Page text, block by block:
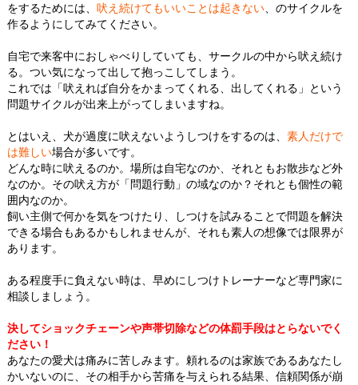
をするためには、 吠え続けてもいいことは起きない、のサイクルを
作るようにしてみてください。
自宅で来客中におしゃべりしていても、サークルの中から吠え続け
る。つい気になって出して抱っこしてしまう。
これでは「吠えれば自分をかまってくれる、出してくれる」という
問題サイクルが出来上がってしまいますね。
とはいえ、犬が過度に吠えないようしつけをするのは、 素人だけで
は難しい場合が多いです。
どんな時に吠えるのか。場所は自宅なのか、それともお散歩など外
なのか。その吠え方が「問題行動」の域なのか？それとも個性の範
囲内なのか。
飼い主側で何かを気をつけたり、しつけを試みることで問題を解決
できる場合もあるかもしれませんが、それも素人の想像では限界が
あります。
ある程度手に負えない時は、早めにしつけトレーナーなど専門家に
相談しましょう。
決してショックチェーンや声帯切除などの体罰手段はとらないでく
ださい！
あなたの愛犬は痛みに苦しみます。頼れるのは家族であるあなたし
かいないのに、その相手から苦痛を与えられる結果、信頼関係が崩